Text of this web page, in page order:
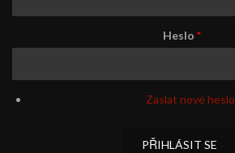
Heslo *
Zaslat nové heslo